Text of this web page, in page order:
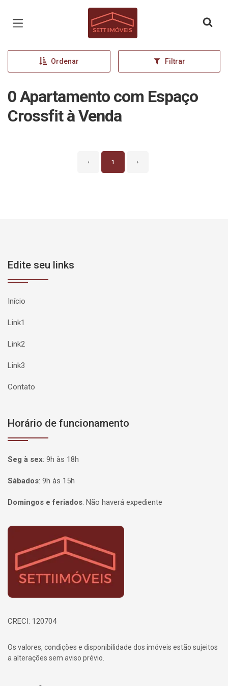
Página inicial
Ordenar Filtrar
0 Apartamento com Espaço
Crossfit à Venda
‹ 1 ›
Edite seu links
Início
Link1
Link2
Link3
Contato
Horário de funcionamento
Seg à sex: 9h às 18h
Sábados: 9h às 15h
Domingos e feriados: Não haverá expediente
Página inicial
CRECI: 120704
Os valores, condições e disponibilidade dos imóveis estão sujeitos
a alterações sem aviso prévio.